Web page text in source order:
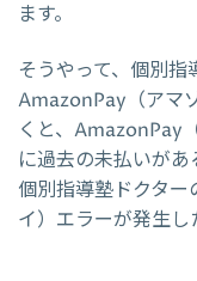
ます。
そうやって、個別
AmazonPay（アマ
くと、AmazonPay
に過去の未払いがあ
個別指導塾ドクタ
イ）エラーが発生し